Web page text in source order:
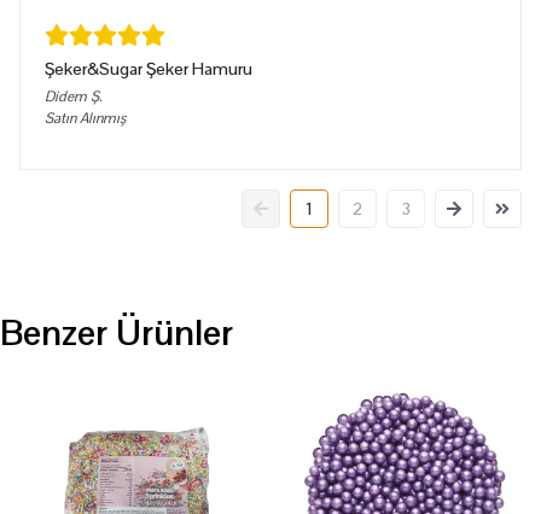
Şeker&Sugar Şeker Hamuru
Didem Ş.
Satın Alınmış
1 2 3
Benzer Ürünler